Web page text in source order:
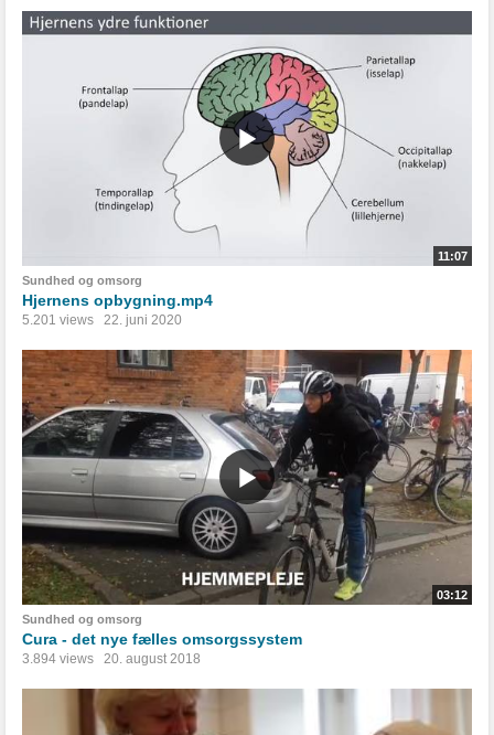
11:07
Sundhed og omsorg
Hjernens opbygning.mp4
5.201 views 22. juni 2020
03:12
Sundhed og omsorg
Cura - det nye fælles omsorgssystem
3.894 views 20. august 2018